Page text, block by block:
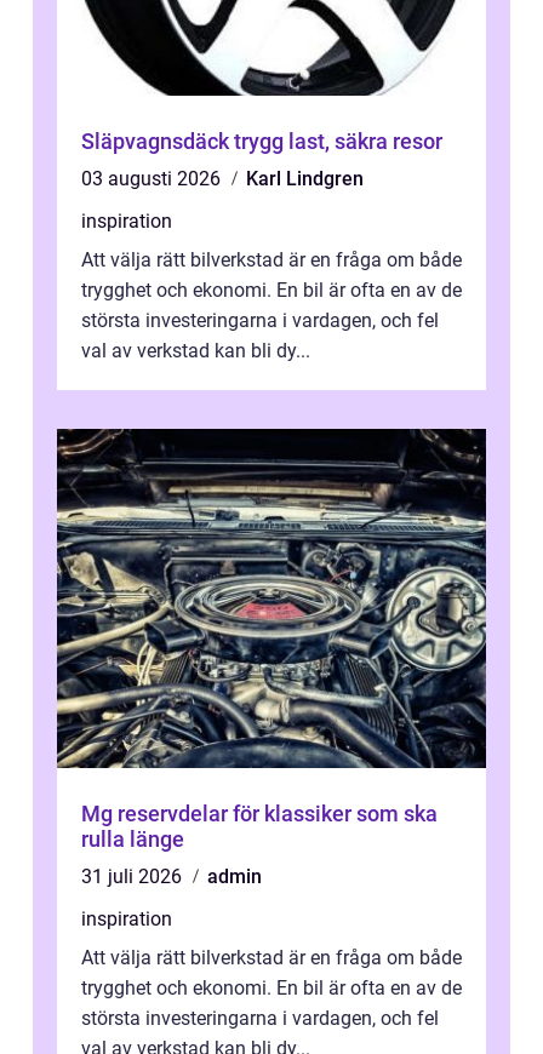
Släpvagnsdäck trygg last, säkra resor
03 augusti 2026
Karl Lindgren
inspiration
Att välja rätt bilverkstad är en fråga om både
trygghet och ekonomi. En bil är ofta en av de
största investeringarna i vardagen, och fel
val av verkstad kan bli dy...
Mg reservdelar för klassiker som ska
rulla länge
31 juli 2026
admin
inspiration
Att välja rätt bilverkstad är en fråga om både
trygghet och ekonomi. En bil är ofta en av de
största investeringarna i vardagen, och fel
val av verkstad kan bli dy...